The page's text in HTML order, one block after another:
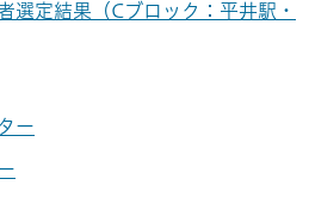
選定結果（Cブロック：平井駅・
ー